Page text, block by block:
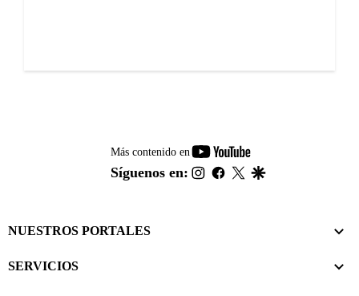
Más contenido en
youtube-
footer
Síguenos en: instagram
facebook
twitter
NUESTROS PORTALES
SERVICIOS